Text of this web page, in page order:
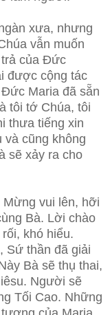
xưa, nhưng
vẫn muốn
của Đức
được cộng tác
Maria đã sẵn
tôi tớ Chúa, tôi
thưa tiếng xin
cũng không
sẽ xảy ra cho
vui lên, hỡi
Bà. Lời chào
khó hiểu.
Sứ thần đã giải
Bà sẽ thụ thai,
Người sẽ
Tối Cao. Những